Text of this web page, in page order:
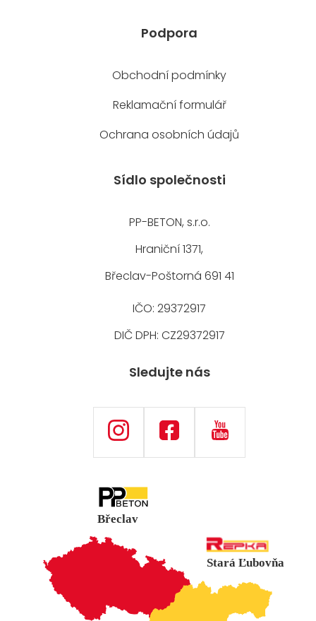
Podpora
Obchodní podmínky
Reklamační formulář
Ochrana osobních údajů
Sídlo společnosti
PP-BETON, s.r.o.
Hraniční 1371,
Břeclav-Poštorná 691 41
IČO: 29372917
DIČ DPH: CZ29372917
Sledujte nás
Stará Ľubovňa
Břeclav